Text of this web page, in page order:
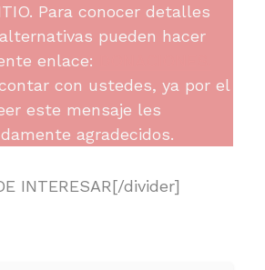
Para conocer detalles
pueden hacer
enlace:
con ustedes, ya por el
este mensaje les
agradecidos.
INTERESAR[/divider]